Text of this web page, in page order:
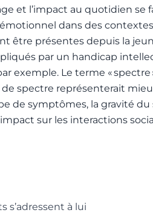
et l’impact au quotidien se
dans des
être présentes depuis la
par un handicap
exemple. Le terme «
spectre représenterait
de symptômes, la gravité
sur les interactions
s’adressent à lui